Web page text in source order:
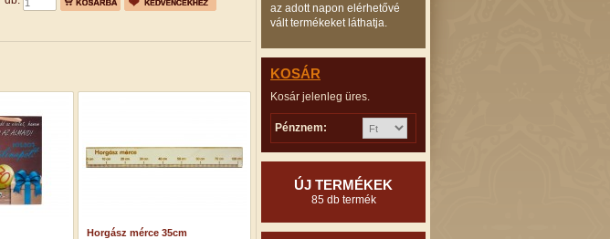
Horgász mérce 35cm
az adott napon elérhetővé
vált termékeket láthatja.
KOSÁR
Kosár jelenleg üres.
Pénznem:
ÚJ TERMÉKEK
85 db termék